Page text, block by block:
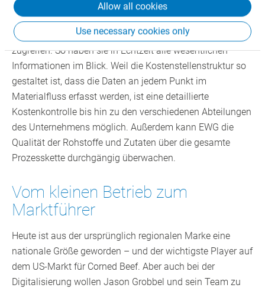
Allow all cookies
Use necessary cookies only
ausstehende Forderungen und Verbindlichkeiten. Selbst
über ihre Android- oder Apple-Smartphones, Tablets oder
Internet-Browser können sie auf der ganzen Welt darauf
zugreifen. So haben sie in Echtzeit alle wesentlichen
Informationen im Blick. Weil die Kostenstellenstruktur so
gestaltet ist, dass die Daten an jedem Punkt im
Materialfluss erfasst werden, ist eine detaillierte
Kostenkontrolle bis hin zu den verschiedenen Abteilungen
des Unternehmens möglich. Außerdem kann EWG die
Qualität der Rohstoffe und Zutaten über die gesamte
Prozesskette durchgängig überwachen.
Vom kleinen Betrieb zum
Marktführer
Heute ist aus der ursprünglich regionalen Marke eine
nationale Größe geworden – und der wichtigste Player auf
dem US-Markt für Corned Beef. Aber auch bei der
Digitalisierung wollen Jason Grobbel und sein Team zu